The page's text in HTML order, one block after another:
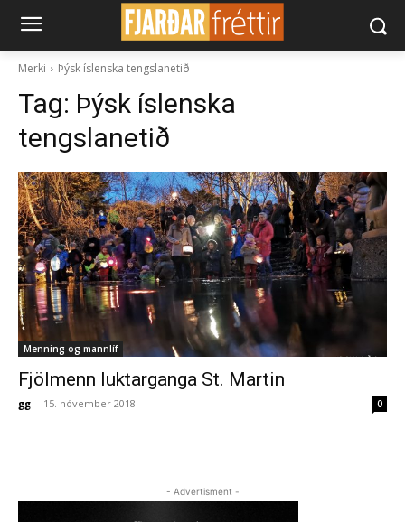
Merki Þýsk íslenska tengslanetið
Tag: Þýsk íslenska
tengslanetið
Menning og mannlíf
Fjölmenn luktarganga St. Martin
gg - 15. nóvember 2018 0
- Advertisment -